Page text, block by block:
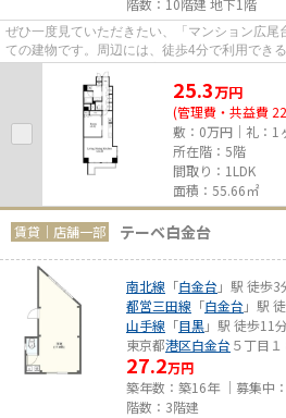
階数：10階建 地下1階
ぜひ一度見ていただきたい、「マンション広
ての建物です。周辺には、徒歩4分で利用でき
なので、とても利便性が高い...
25.3万円
(管理費・共益費
敷：0万円｜礼：1
所在階：5階
間取り：1LDK
面積：55.66㎡
賃貸｜店舗一部 テーベ白金台
南北線 「白金台 」駅 徒歩3
都営三田線 「白金台 」駅
山手線 「目黒」駅 徒歩11
東京都港区白金台 ５丁目１
27.2万円
築年数：築16年 ｜募集中：
階数：3階建